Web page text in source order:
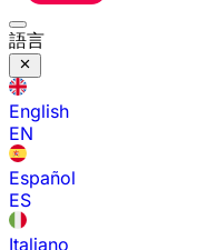
語言
English
EN
Español
ES
Italiano